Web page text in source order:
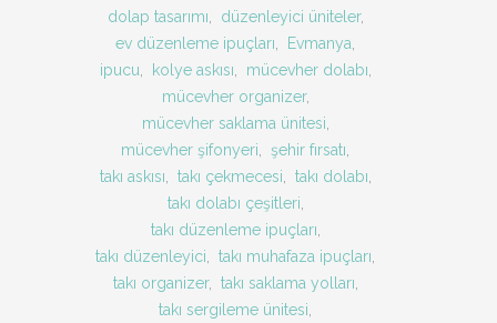
dolap tasarımı
düzenleyici üniteler,
ev düzenleme ipuçları
Evmanya
ipucu
kolye askısı mücevher dolabı
mücevher organizer,
mücevher saklama ünitesi
mücevher şifonyeri
şehir fırsatı
takı askısı
takı çekmecesi takı dolabı
takı dolabı çeşitleri
takı düzenleme ipuçları
takı düzenleyici
takı muhafaza ipuçları
takı organizer, takı saklama yolları
takı sergileme ünitesi